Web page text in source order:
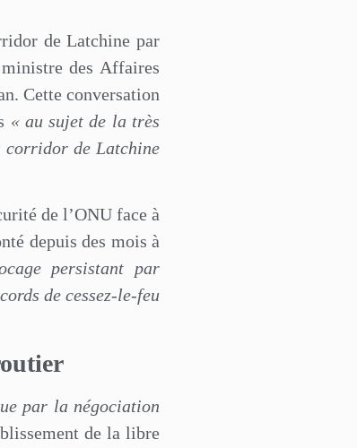
de Latchine par
des Affaires
Cette conversation
« au sujet de la très
corridor de Latchine
de l’ONU face à
depuis des mois à
persistant par
de cessez-le-feu
par la négociation
de la libre